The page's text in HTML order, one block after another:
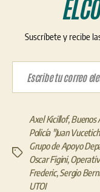
Suscríbete y recibe
Escribe tu correo electrónico…
Etiquetas
Axel Kicillof,Buenos
Policía "Juan
Grupo de Apoyo
Oscar Figini,
Frederic,Sergio Berni
UTOI